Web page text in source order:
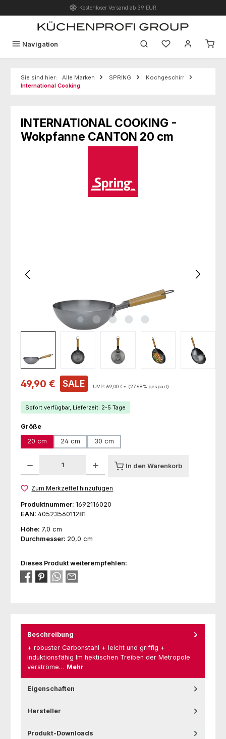
Zum Hauptinhalt springenKostenloser Versand ab 39 EUR
Navigation Du hast 0
Sie sind hier: Alle Marken SPRING
Kochgeschirr
International Cooking
INTERNATIONAL COOKING -
Wokpfanne CANTON 20 cm
Verkaufspreis:
49,90 € SALE UVP: 69,00 €* (27.68% gespart)
Sofort verfügbar, Lieferzeit: 2-5 Tage
Größeauswählen
20 cm
24 cm 30 cm
In den Warenkorb
Zum Merkzettel hinzufügen
Produktnummer: 1692116020
EAN: 4052356011281
Höhe: 7,0 cm
Durchmesser: 20,0 cm
Dieses Produkt weiterempfehlen:
Beschreibung
+ robuster Carbonstahl + leicht und griffig +
induktionsfähig Im hektischen Treiben der Metropole
verströme… Mehr
Eigenschaften
Hersteller
Produkt-Downloads